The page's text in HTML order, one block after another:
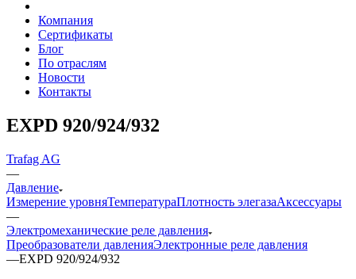
Компания
Сертификаты
Блог
По отраслям
Новости
Контакты
EXPD 920/924/932
Trafag AG
—
Давление
Измерение уровняТемператураПлотность элегазаАксессуары
—
Электромеханические реле давления
Преобразователи давленияЭлектронные реле давления
—EXPD 920/924/932